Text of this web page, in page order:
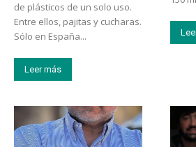
de plásticos de un solo uso.
Entre ellos, pajitas y cucharas.
Sólo en España...
Leer más